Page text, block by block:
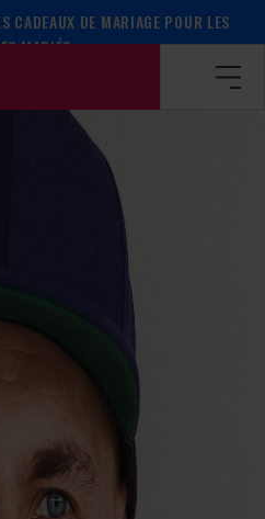
DE MARIAGE POUR LES
MARIÉS
des événements / Le camp de